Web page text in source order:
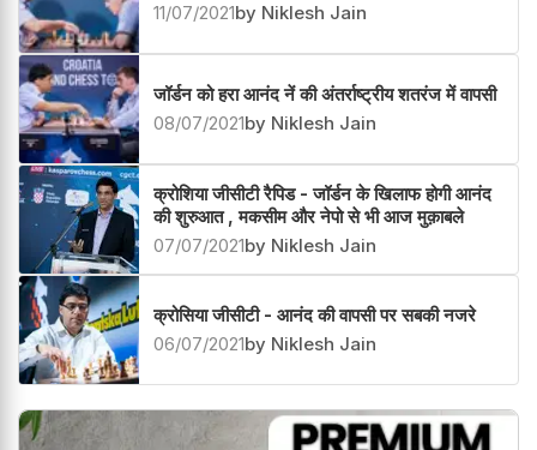
11/07/2021by Niklesh Jain
जॉर्डन को हरा आनंद नें की अंतर्राष्ट्रीय शतरंज में वापसी
08/07/2021by Niklesh Jain
क्रोशिया जीसीटी रैपिड - जॉर्डन के खिलाफ होगी आनंद
की शुरुआत , मकसीम और नेपो से भी आज मुक़ाबले
07/07/2021by Niklesh Jain
क्रोसिया जीसीटी - आनंद की वापसी पर सबकी नजरे
06/07/2021by Niklesh Jain